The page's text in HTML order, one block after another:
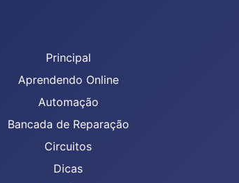
Principal
Aprendendo Online
Automação
Bancada de Reparação
Circuitos
Dicas